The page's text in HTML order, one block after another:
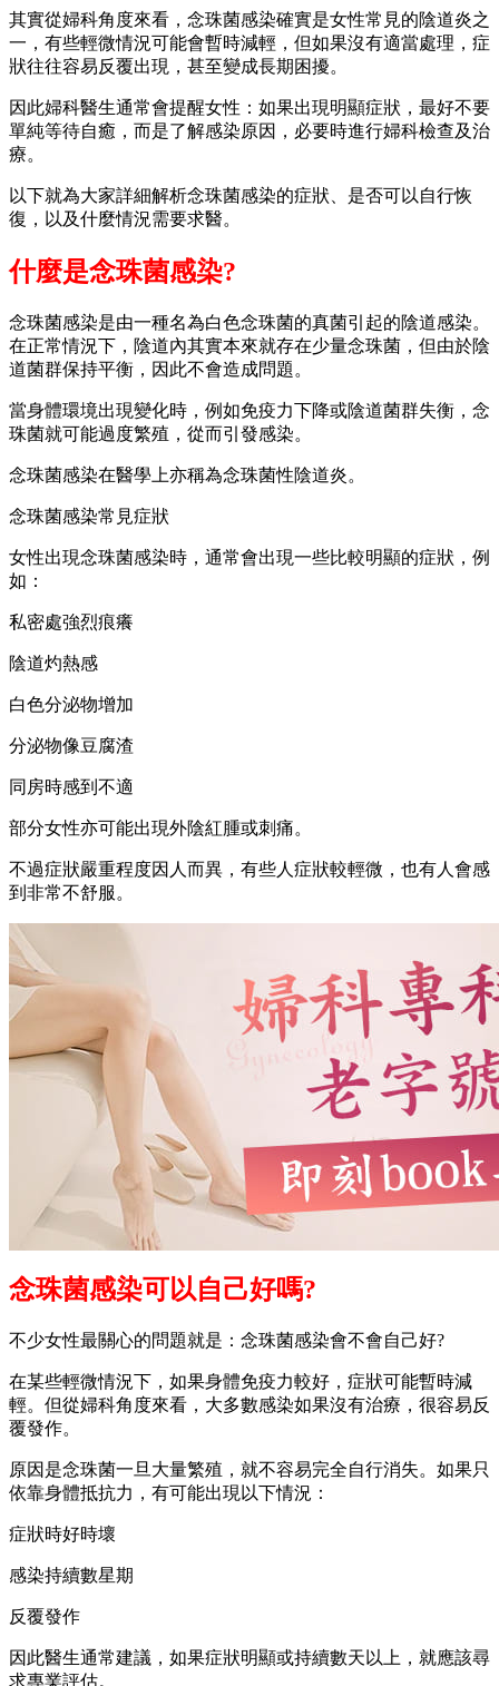
其實從婦科角度來看，念珠菌感染確實是女性常見的陰道炎之
一，有些輕微情況可能會暫時減輕，但如果沒有適當處理，症
狀往往容易反覆出現，甚至變成長期困擾。
因此婦科醫生通常會提醒女性：如果出現明顯症狀，最好不要
單純等待自癒，而是了解感染原因，必要時進行婦科檢查及治
療。
以下就為大家詳細解析念珠菌感染的症狀、是否可以自行恢
復，以及什麼情況需要求醫。
什麼是念珠菌感染?
念珠菌感染是由一種名為白色念珠菌的真菌引起的陰道感染。
在正常情況下，陰道內其實本來就存在少量念珠菌，但由於陰
道菌群保持平衡，因此不會造成問題。
當身體環境出現變化時，例如免疫力下降或陰道菌群失衡，念
珠菌就可能過度繁殖，從而引發感染。
念珠菌感染在醫學上亦稱為念珠菌性陰道炎。
念珠菌感染常見症狀
女性出現念珠菌感染時，通常會出現一些比較明顯的症狀，例
如：
私密處強烈痕癢
陰道灼熱感
白色分泌物增加
分泌物像豆腐渣
同房時感到不適
部分女性亦可能出現外陰紅腫或刺痛。
不過症狀嚴重程度因人而異，有些人症狀較輕微，也有人會感
到非常不舒服。
念珠菌感染可以自己好嗎?
不少女性最關心的問題就是：念珠菌感染會不會自己好?
在某些輕微情況下，如果身體免疫力較好，症狀可能暫時減
輕。但從婦科角度來看，大多數感染如果沒有治療，很容易反
覆發作。
原因是念珠菌一旦大量繁殖，就不容易完全自行消失。如果只
依靠身體抵抗力，有可能出現以下情況：
症狀時好時壞
感染持續數星期
反覆發作
因此醫生通常建議，如果症狀明顯或持續數天以上，就應該尋
求專業評估。